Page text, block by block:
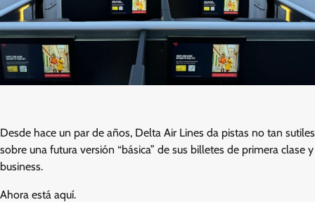
Desde hace un par de años, Delta Air Lines da pistas no tan sutiles
sobre una futura versión “básica” de sus billetes de primera clase y
business.
Ahora está aquí.